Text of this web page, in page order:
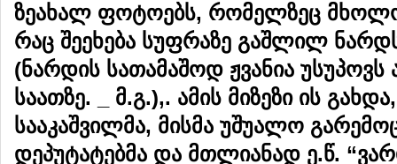
ზეახალ ფოტოებს, რომელზეც
რაც შეეხება სუფრაზე გაშლილ
(ნარდის სათამაშოდ ჟვანია უსუპოვს
საათზე. მ.გ.),. ამის მიზეზი ის გახდა
სააკაშვილმა, მისმა უშუალო
დეპუტატებმა და მთლიანად ე.წ. “